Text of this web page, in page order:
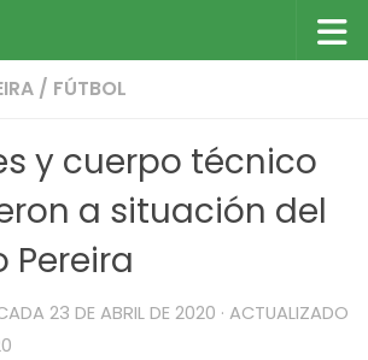
/ FÚTBOL
y cuerpo técnico
a situación del
Pereira
23 DE ABRIL DE 2020 · ACTUALIZADO